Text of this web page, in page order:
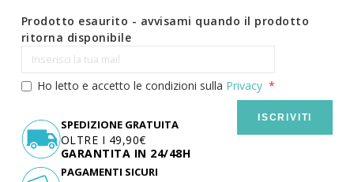
Prodotto esaurito - avvisami quando il prodotto
ritorna disponibile
Ho letto e accetto le condizioni sulla Privacy
ISCRIVITI
SPEDIZIONE GRATUITA
OLTRE I 49,90€
GARANTITA IN 24/48H
PAGAMENTI SICURI